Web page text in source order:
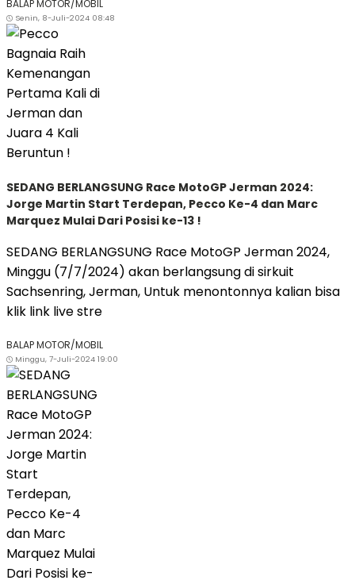
BALAP MOTOR/MOBIL
Senin, 8-Juli-2024 08:48
SEDANG BERLANGSUNG Race MotoGP Jerman 2024:
Jorge Martin Start Terdepan, Pecco Ke-4 dan Marc
Marquez Mulai Dari Posisi ke-13 !
SEDANG BERLANGSUNG Race MotoGP Jerman 2024,
Minggu (7/7/2024) akan berlangsung di sirkuit
Sachsenring, Jerman, Untuk menontonnya kalian bisa
klik link live stre
BALAP MOTOR/MOBIL
Minggu, 7-Juli-2024 19:00